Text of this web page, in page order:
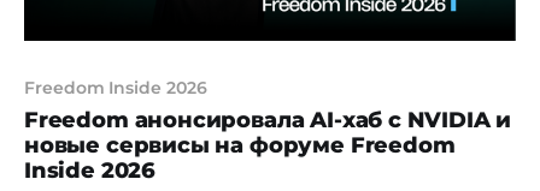
Freedom Inside 2026
Freedom анонсировала AI-хаб с NVIDIA и
новые сервисы на форуме Freedom
Inside 2026